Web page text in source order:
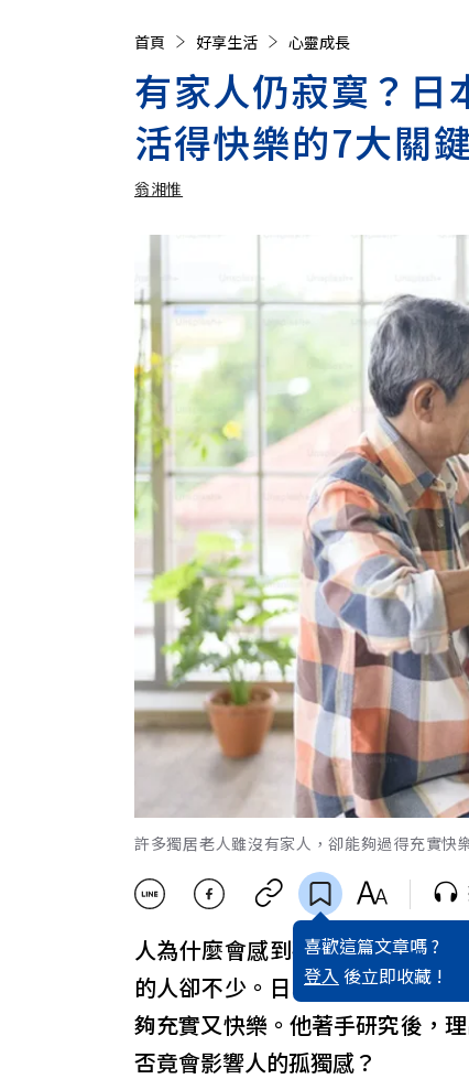
首頁 好享生活 心靈成長
有家人仍寂寞？日
活得快樂的7大關鍵
翁湘惟
許多獨居老人雖沒有家人，卻能夠過得充實
喜歡這篇文章嗎 ?
登入 後立即收藏 !
人為什麼會感到孤獨呢？儘管擁
的人卻不少。日本一位腦科學博
夠充實又快樂。他著手研究後，
否竟會影響人的孤獨感？